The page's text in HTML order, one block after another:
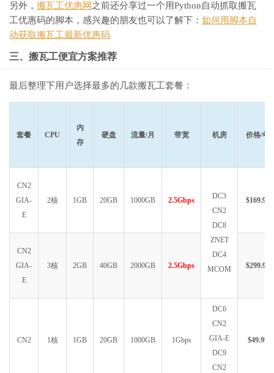
另外， 搬瓦工优惠网 之前还分享过一个用Python自动抓取搬瓦
工优惠码的脚本，感兴趣的朋友也可以了解下： 如何用脚本自
动获取搬瓦工最新优惠码
三、搬瓦工便宜方案推荐
最后整理下用户选择最多的几款搬瓦工套餐：
套餐 CPU
内
存
硬盘 流量/月 带宽 机房 价格/年
CN2
GIA-
E
2核 1GB 20GB 1000GB 2.5Gbps
DC3
CN2
DC8
ZNET
DC4
MCOM
$169.99
CN2
GIA-
E
3核 2GB 40GB 2000GB 2.5Gbps $299.99
CN2 1核 1GB 20GB 1000GB 1Gbps
DC6
CN2
GIA-E
DC9
CN2
$49.99